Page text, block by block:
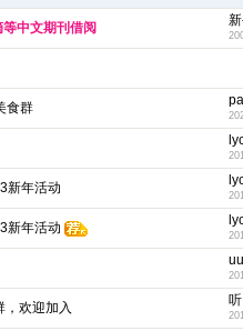
中文期刊借阅
食群
新年活动
新年活动
，欢迎加入